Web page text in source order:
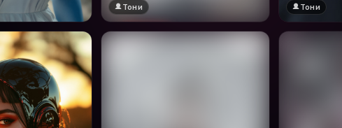
🔞 18+
Тони Тони